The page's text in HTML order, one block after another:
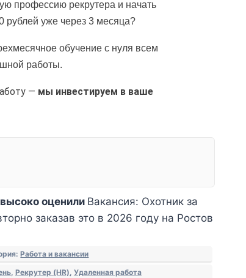
профессию рекрутера и начать
рублей уже через 3 месяца?
обучение с нуля всем
работы.
— мы инвестируем в ваше
оценили Вакансия: Охотник за
заказав это в 2026 году на Ростов
Работа и вакансии
, Рекрутер (HR), Удаленная работа